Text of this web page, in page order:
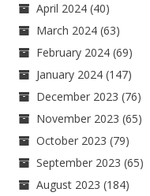
April 2024 (40)
March 2024 (63)
February 2024 (69)
January 2024 (147)
December 2023 (76)
November 2023 (65)
October 2023 (79)
September 2023 (65)
August 2023 (184)